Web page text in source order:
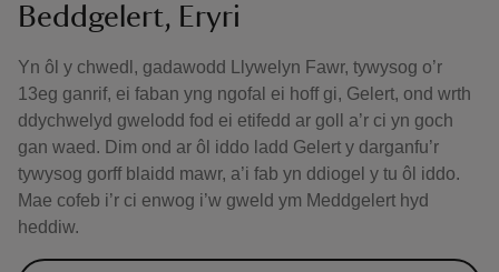
Beddgelert, Eryri
Yn ôl y chwedl, gadawodd Llywelyn Fawr, tywysog o’r
13eg ganrif, ei faban yng ngofal ei hoff gi, Gelert, ond wrth
ddychwelyd gwelodd fod ei etifedd ar goll a’r ci yn goch
gan waed. Dim ond ar ôl iddo ladd Gelert y darganfu’r
tywysog gorff blaidd mawr, a’i fab yn ddiogel y tu ôl iddo.
Mae cofeb i’r ci enwog i’w gweld ym Meddgelert hyd
heddiw.